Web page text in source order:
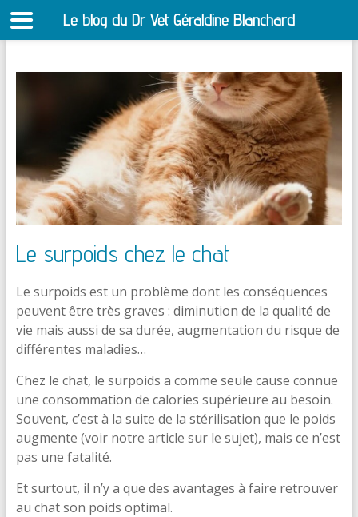
Le surpoids chez le chat
Le surpoids est un problème dont les conséquences
peuvent être très graves : diminution de la qualité de
vie mais aussi de sa durée, augmentation du risque de
différentes maladies…
Chez le chat, le surpoids a comme seule cause connue
une consommation de calories supérieure au besoin.
Souvent, c’est à la suite de la stérilisation que le poids
augmente (voir notre article sur le sujet), mais ce n’est
pas une fatalité.
Et surtout, il n’y a que des avantages à faire retrouver
au chat son poids optimal.
Le blog du Dr Vet Géraldine Blanchard